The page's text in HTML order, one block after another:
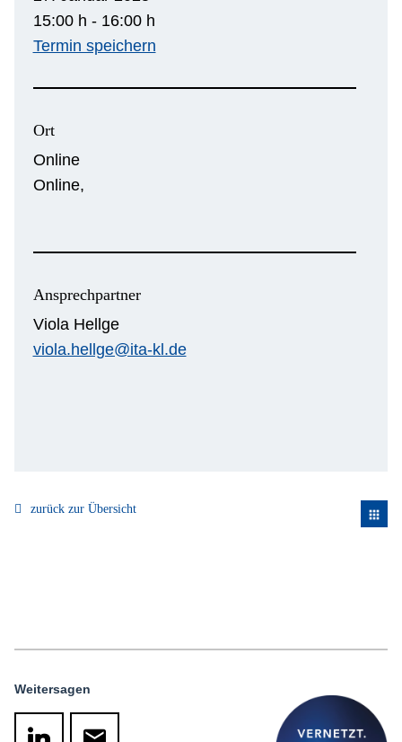
15:00 h - 16:00 h
Termin speichern
Ort
Online
Online,
Ansprechpartner
Viola Hellge
viola.hellge@ita-kl.de
zurück zur Übersicht apps
Weitersagen